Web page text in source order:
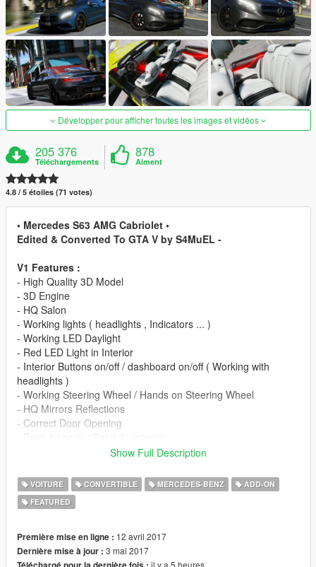
Développer pour afficher toutes les images et vidéos
205 376
Téléchargements
878
Aiment
4.8 / 5 étoiles (71 votes)
• Mercedes S63 AMG Cabriolet •
Edited & Converted To GTA V by S4MuEL -
V1 Features :
- High Quality 3D Model
- 3D Engine
- HQ Salon
- Working lights ( headlights , Indicators ... )
- Working LED Daylight
- Red LED Light in Interior
- Interior Buttons on/off / dashboard on/off ( Working with
headlights )
- Working Steering Wheel / Hands on Steering Wheel
- HQ Mirrors Reflections
- Correct Door Opening
- Breakable Windscreen
CHANGELOG :
- 1.1 :
* Extra Paintable Roof with Extra Windows ( Breakable )
* Working Dials
Show Full Description
VOITURE CONVERTIBLE MERCEDES-BENZ
ADD-ON
FEATURED
Première mise en ligne : 12 avril 2017
Dernière mise à jour : 3 mai 2017